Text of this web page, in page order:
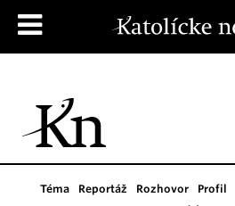
Téma Reportáž Rozhovor Profil